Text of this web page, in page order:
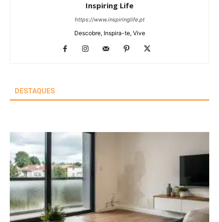
Inspiring Life
https://www.inspiringlife.pt
Descobre, Inspira-te, Vive
DESTAQUES